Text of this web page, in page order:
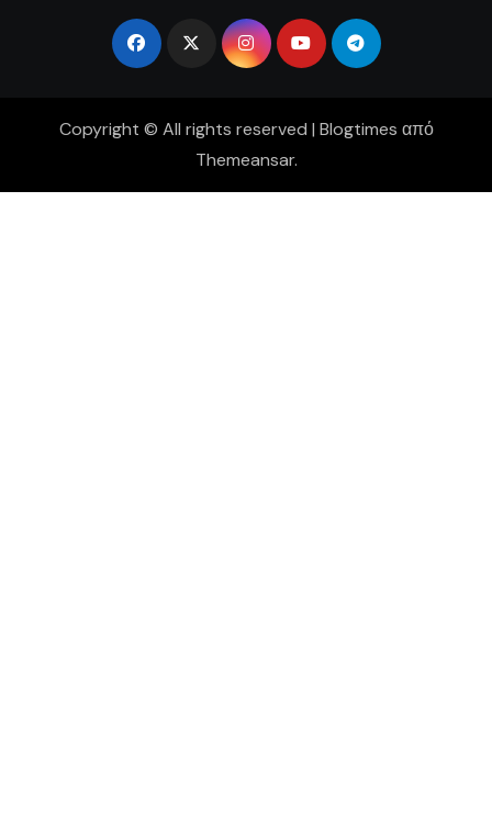
Copyright © All rights reserved | Blogtimes από
Themeansar.